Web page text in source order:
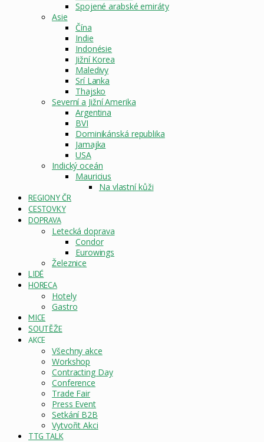
Spojené arabské emiráty
Asie
Čína
Indie
Indonésie
Jižní Korea
Maledivy
Srí Lanka
Thajsko
Severní a Jižní Amerika
Argentina
BVI
Dominikánská republika
Jamajka
USA
Indický oceán
Mauricius
Na vlastní kůži
REGIONY ČR
CESTOVKY
DOPRAVA
Letecká doprava
Condor
Eurowings
Železnice
LIDÉ
HORECA
Hotely
Gastro
MICE
SOUTĚŽE
AKCE
Všechny akce
Workshop
Contracting Day
Conference
Trade Fair
Press Event
Setkání B2B
Vytvořit Akci
TTG TALK